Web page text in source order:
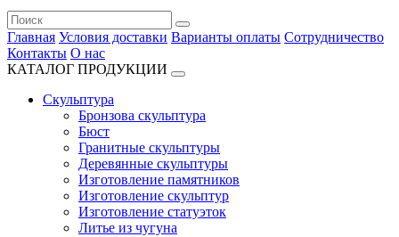
Главная Условия доставки Варианты оплаты Сотрудничество
Контакты О нас
КАТАЛОГ ПРОДУКЦИИ
Скульптура
Бронзова скульптура
Бюст
Гранитные скульптуры
Деревянные скульптуры
Изготовление памятников
Изготовление скульптур
Изготовление статуэток
Литье из чугуна